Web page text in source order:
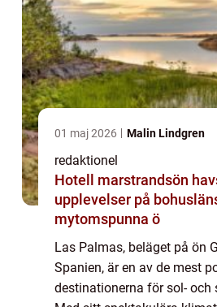
01 maj 2026 Malin Lindgren
redaktionel
Hotell marstrandsön havsnära
upplevelser på
mytomspunna ö
Las Palmas, beläget på ön
Spanien, är en av de mest
destinationerna för sol- och